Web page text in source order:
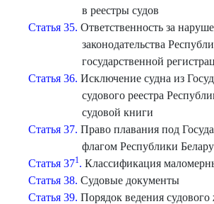
в реестры судов
Статья 35. Ответственность за
законодательства
государственной
Статья 36. Исключение судна из
судового реестра
судовой книги
Статья 37. Право плавания под
флагом Республики
Статья 371. Классификация
Статья 38. Судовые документы
Статья 39. Порядок ведения судового